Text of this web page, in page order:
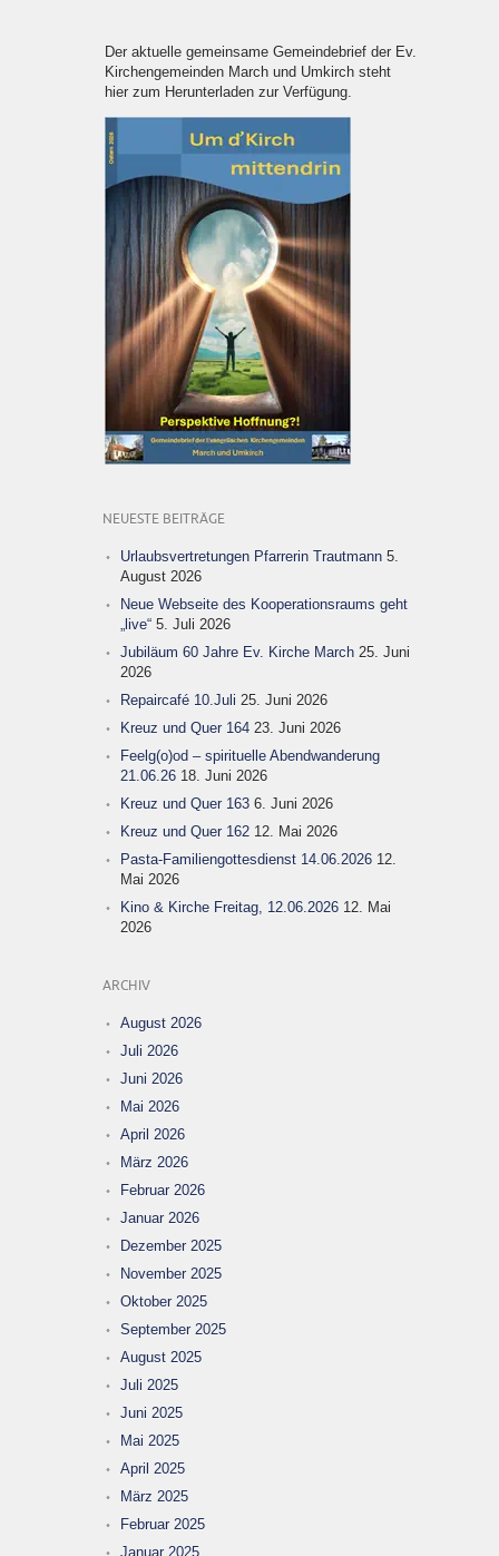
Der aktuelle gemeinsame Gemeindebrief der Ev.
Kirchengemeinden March und Umkirch steht
hier zum Herunterladen zur Verfügung.
NEUESTE BEITRÄGE
Urlaubsvertretungen Pfarrerin Trautmann 5.
August 2026
Neue Webseite des Kooperationsraums geht
„live“ 5. Juli 2026
Jubiläum 60 Jahre Ev. Kirche March 25. Juni
2026
Repaircafé 10.Juli 25. Juni 2026
Kreuz und Quer 164 23. Juni 2026
Feelg(o)od – spirituelle Abendwanderung
21.06.26 18. Juni 2026
Kreuz und Quer 163 6. Juni 2026
Kreuz und Quer 162 12. Mai 2026
Pasta-Familiengottesdienst 14.06.2026 12.
Mai 2026
Kino & Kirche Freitag, 12.06.2026 12. Mai
2026
ARCHIV
August 2026
Juli 2026
Juni 2026
Mai 2026
April 2026
März 2026
Februar 2026
Januar 2026
Dezember 2025
November 2025
Oktober 2025
September 2025
August 2025
Juli 2025
Juni 2025
Mai 2025
April 2025
März 2025
Februar 2025
Januar 2025